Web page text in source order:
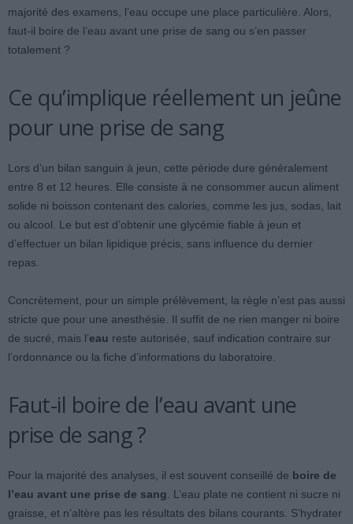
majorité des examens, l’eau occupe une place particulière. Alors,
faut-il boire de l’eau avant une prise de sang ou s’en passer
totalement ?
Ce qu’implique réellement un jeûne
pour une prise de sang
Lors d’un bilan sanguin à jeun, cette période dure généralement
entre 8 et 12 heures. Elle consiste à ne consommer aucun aliment
solide ni boisson contenant des calories, comme les jus, sodas, lait
ou alcool. Le but est d’obtenir une glycémie fiable à jeun et
d’effectuer un bilan lipidique précis, sans influence du dernier
repas.
Concrètement, pour un simple prélèvement, la règle n’est pas aussi
stricte que pour une anesthésie. Il suffit de ne rien manger ni boire
de sucré, mais l’eau reste autorisée, sauf indication contraire sur
l’ordonnance ou la fiche d’informations du laboratoire.
Faut-il boire de l’eau avant une
prise de sang ?
Pour la majorité des analyses, il est souvent conseillé de boire de
l’eau avant une prise de sang . L’eau plate ne contient ni sucre ni
graisse, et n’altère pas les résultats des bilans courants. S’hydrater